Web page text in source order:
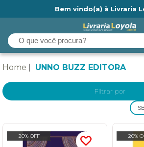
Bem vindo(a) à Livraria
Home UNNO BUZZ EDITORA
Filtrar por
20% OFF 20%